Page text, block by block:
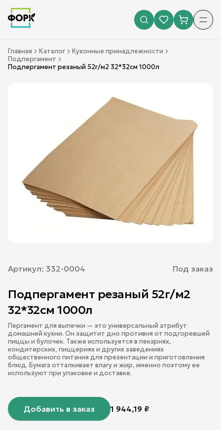
Главная Каталог
Кухонные принадлежности
Подпергамент
Подпергамент резаный 52г/м2 32*32см 1000л
Артикул: 332-0004 Под заказ
Подпергамент резаный 52г/м2
32*32см 1000л
Пергамент для выпечки — это универсальный атрибут
домашней кухни. Он защитит дно противня от подгоревшей
пиццы и булочек. Также используется в пекарнях,
кондитерских, пиццериях и других заведениях
общественного питания для презентации и приготовления
блюд. Бумага отталкивает влагу и жир, именно поэтому ее
используют при упаковке и доставке.
Добавить в заказ 1 944,19 ₽